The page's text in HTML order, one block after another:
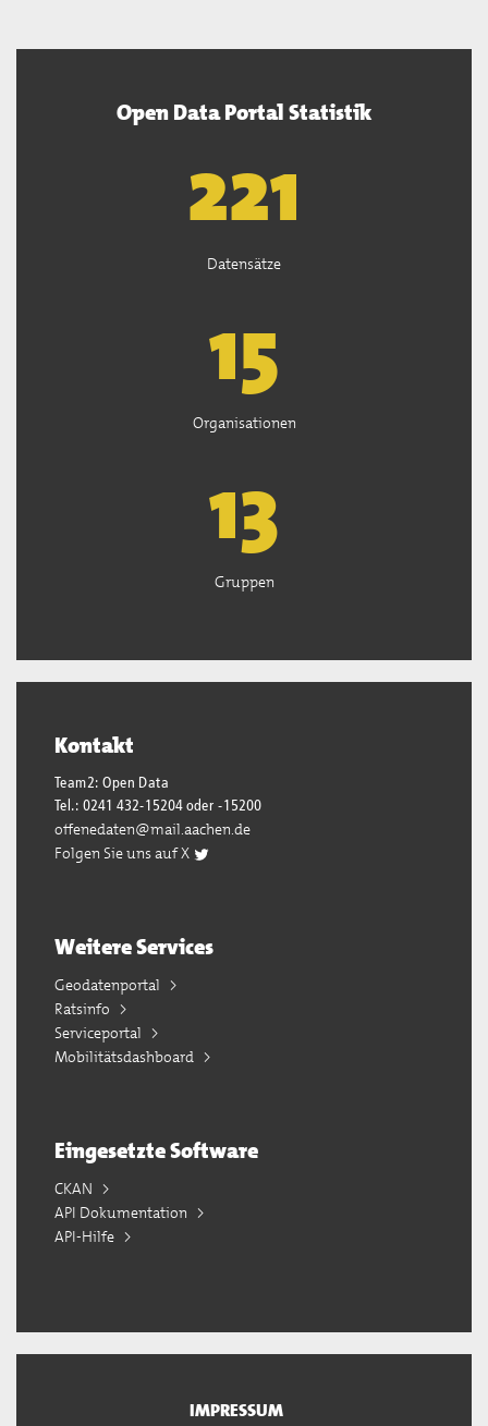
Open Data Portal Statistik
222
Datensätze
15
Organisationen
13
Gruppen
Kontakt
Team2: Open Data
Tel.: 0241 432-15204 oder -15200
offenedaten@mail.aachen.de
Folgen Sie uns auf X
Weitere Services
Geodatenportal
Ratsinfo
Serviceportal
Mobilitätsdashboard
Eingesetzte Software
CKAN
API Dokumentation
API-Hilfe
IMPRESSUM